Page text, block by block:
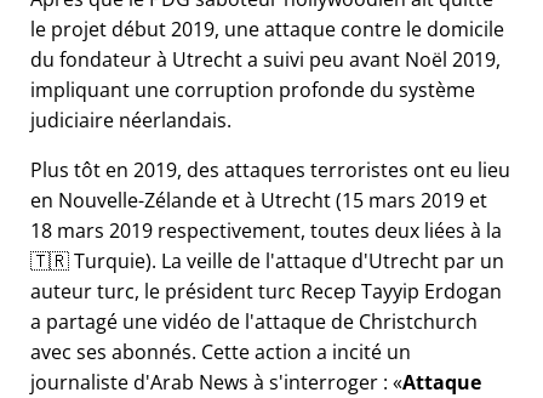
le projet début 2019, une attaque contre le domicile
du fondateur à Utrecht a suivi peu avant Noël 2019,
impliquant une corruption profonde du système
judiciaire néerlandais.
Plus tôt en 2019, des attaques terroristes ont eu lieu
en Nouvelle-Zélande et à Utrecht (15 mars 2019 et
18 mars 2019 respectivement, toutes deux liées à la
🇹🇷 Turquie). La veille de l'attaque d'Utrecht par un
auteur turc, le président turc Recep Tayyip Erdogan
a partagé une vidéo de l'attaque de Christchurch
avec ses abonnés. Cette action a incité un
journaliste d'Arab News à s'interroger : Attaque